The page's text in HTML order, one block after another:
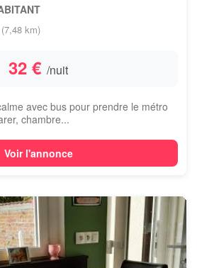
(7,48 km)
32 € /nuit
avec bus pour prendre le métro
chambre...
Voir l'annonce